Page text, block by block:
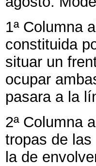
1ª Columna
constituida
situar un
ocupar
pasara a la
2ª Columna
tropas de
la de